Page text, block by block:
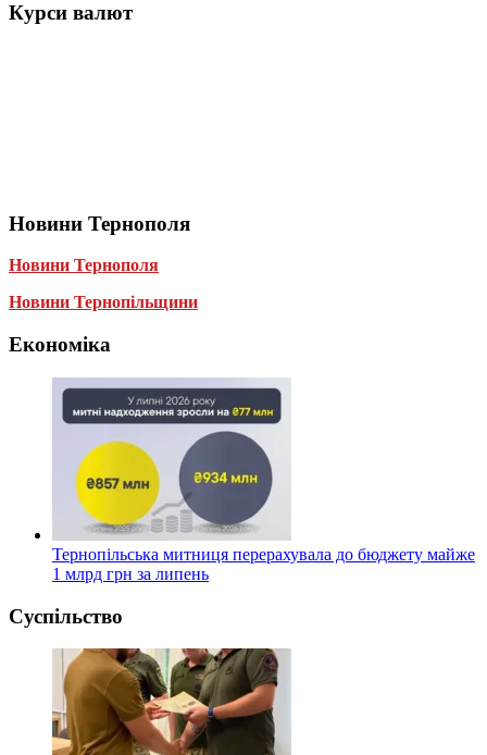
Курси валют
Новини Тернополя
Новини Тернополя
Новини Тернопільщини
Економіка
Тернопільська митниця перерахувала до бюджету майже
1 млрд грн за липень
Суспільство